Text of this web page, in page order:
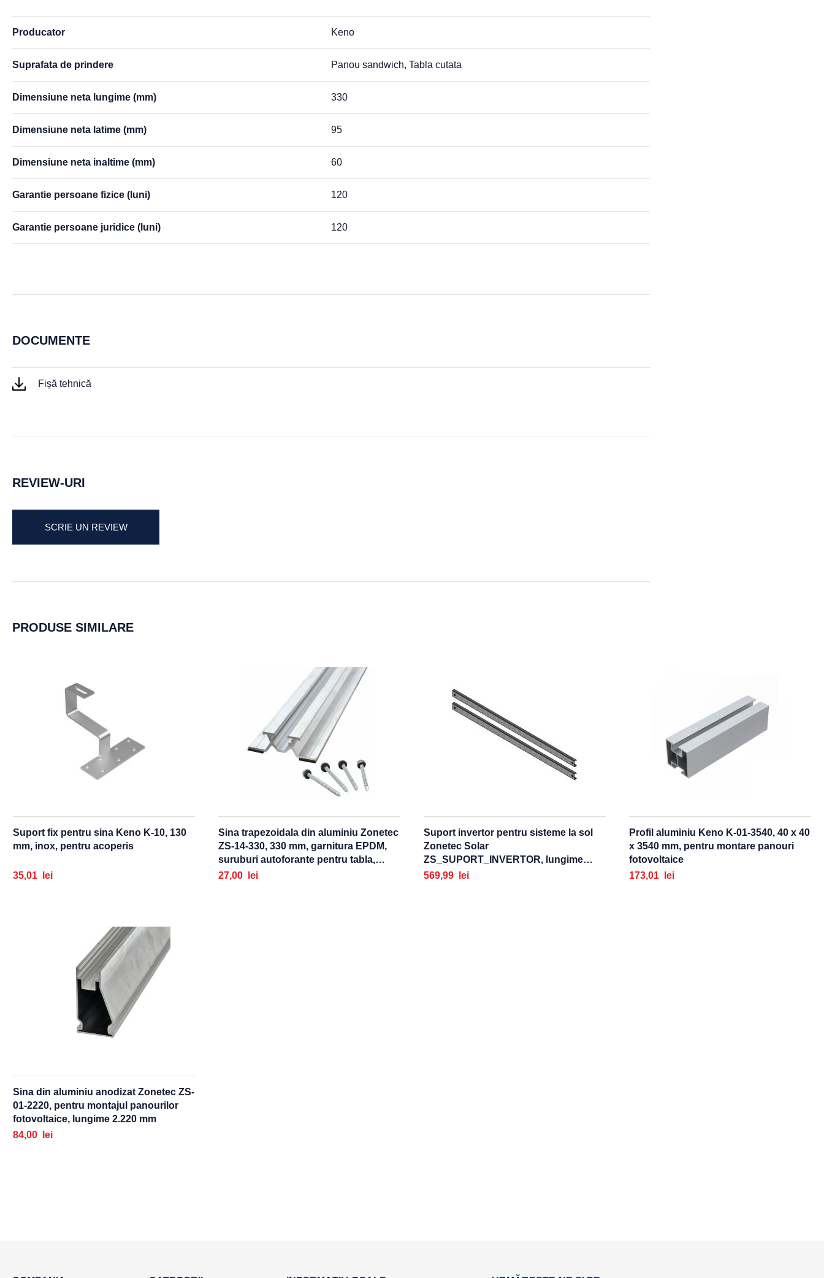
Producator
Keno
Suprafata de prindere Panou sandwich, Tabla cutata
Dimensiune neta lungime (mm) 330
Dimensiune neta latime (mm) 95
Dimensiune neta inaltime (mm) 60
Garantie persoane fizice (luni) 120
Garantie persoane juridice (luni) 120
DOCUMENTE
Fișă tehnică
REVIEW-URI
SCRIE UN REVIEW
PRODUSE SIMILARE
Suport fix pentru sina Keno K-10, 130
mm, inox, pentru acoperis
35,01 lei
Sina trapezoidala din aluminiu Zonetec
ZS-14-330, 330 mm, garnitura EPDM,
suruburi autoforante pentru tabla,
saiba etansare, traversare luminatoare
27,00 lei
Suport invertor pentru sisteme la sol
Zonetec Solar
ZS_SUPORT_INVERTOR, lungime
2900 mm
569,99 lei
Profil aluminiu Keno K-01-3540, 40 x 40
x 3540 mm, pentru montare panouri
fotovoltaice
173,01 lei
Sina din aluminiu anodizat Zonetec ZS-
01-2220, pentru montajul panourilor
fotovoltaice, lungime 2.220 mm
84,00 lei